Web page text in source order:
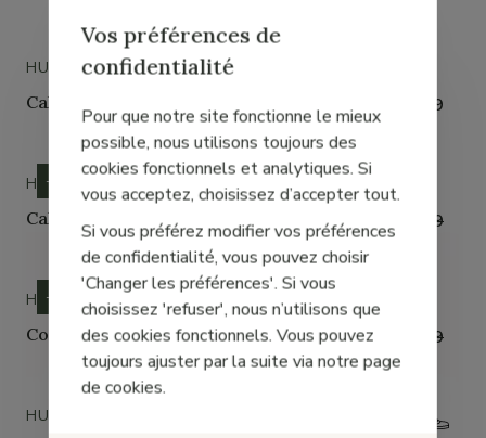
HUSH PUPPIES
Caly € 39,99
HUSH PUPPIES
Caly € 25,00 € 39,99
- 37%
HUSH PUPPIES
Code Beige € 25,00 € 39,99
- 37%
HUSH PUPPIES
Vos préférences de
confidentialité
Pour que notre site fonctionne le mieux
possible, nous utilisons toujours des
cookies fonctionnels et analytiques. Si
vous acceptez, choisissez d’accepter tout.
Si vous préférez modifier vos préférences
de confidentialité, vous pouvez choisir
'Changer les préférences'. Si vous
choisissez 'refuser', nous n’utilisons que
des cookies fonctionnels. Vous pouvez
toujours ajuster par la suite via notre page
de cookies.